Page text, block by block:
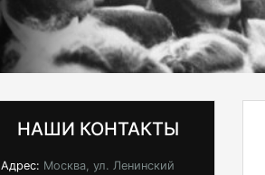
НАШИ КОНТАКТЫ
Адрес: Москва, ул. Ленинский